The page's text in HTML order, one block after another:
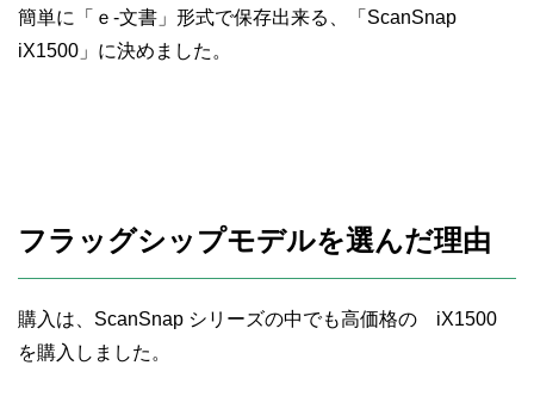
簡単に「ｅ-文書」形式で保存出来る、「ScanSnap
iX1500」に決めました。
フラッグシップモデルを選んだ理由
購入は、ScanSnap シリーズの中でも高価格の iX1500
を購入しました。